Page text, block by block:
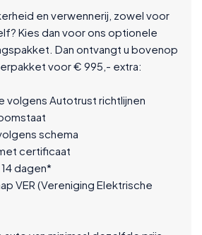
en verwennerij, zowel voor
Kies dan voor ons optionele
Dan ontvangt u bovenop
voor € 995,- extra:
volgens Autotrust richtlijnen
schema
certificaat
dagen*
VER (Vereniging Elektrische